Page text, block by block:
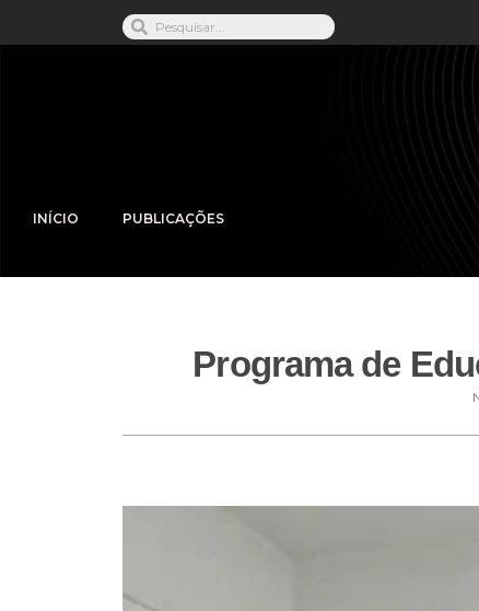
INÍCIO PUBLICAÇÕES
Programa de